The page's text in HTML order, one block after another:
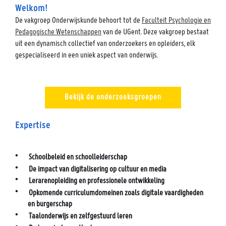
Welkom!
De vakgroep Onderwijskunde behoort tot de Faculteit Psychologie en
Pedagogische Wetenschappen van de UGent. Deze vakgroep bestaat
uit een dynamisch collectief van onderzoekers en opleiders, elk
gespecialiseerd in een uniek aspect van onderwijs.
Bekijk de onderzoeksgroepen
Expertise
Schoolbeleid en schoolleiderschap
De impact van digitalisering op cultuur en media
Lerarenopleiding en professionele ontwikkeling
Opkomende curriculumdomeinen zoals digitale vaardigheden
en burgerschap
Taalonderwijs en zelfgestuurd leren